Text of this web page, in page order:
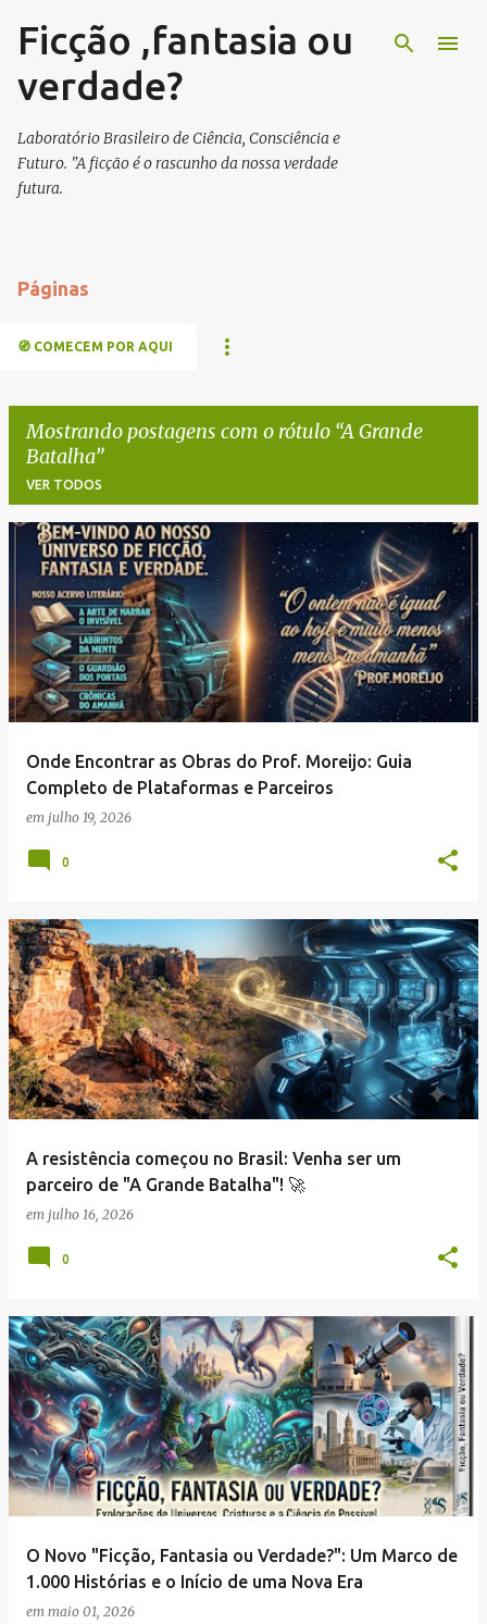
Pular para o conteúdo principal
Ficção ,fantasia ou
verdade?
Laboratório Brasileiro de Ciência, Consciência e
Futuro. "A ficção é o rascunho da nossa verdade
futura.
Páginas
🧭 COMECEM POR AQUI
Mostrando postagens com o rótulo A Grande
Batalha
VER TODOS
t
a
g
Onde Encontrar as Obras do Prof. Moreijo: Guia
Completo de Plataformas e Parceiros
em julho 19, 2026
0
A resistência começou no Brasil: Venha ser um
parceiro de "A Grande Batalha"! 🚀
em julho 16, 2026
0
O Novo "Ficção, Fantasia ou Verdade?": Um Marco de
1.000 Histórias e o Início de uma Nova Era
em maio 01, 2026